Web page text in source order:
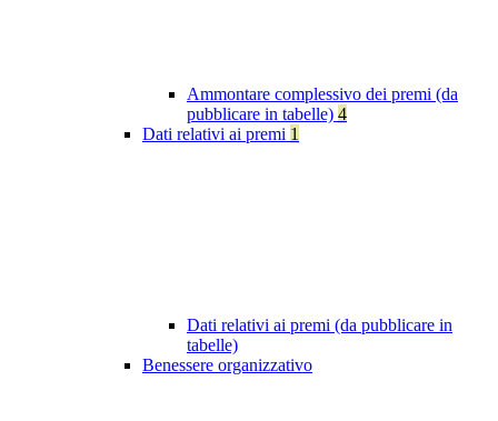
Ammontare complessivo dei premi (da
pubblicare in tabelle) 4
Dati relativi ai premi 1
Dati relativi ai premi (da pubblicare in
tabelle)
Benessere organizzativo